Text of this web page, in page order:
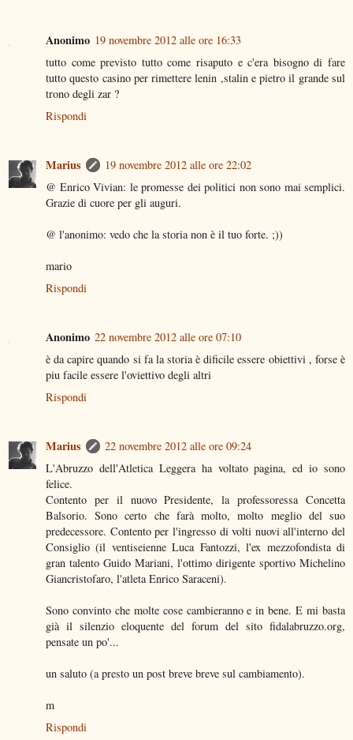
Anonimo 19 novembre 2012 alle ore 16:33
tutto come previsto tutto come risaputo e c'era bisogno di fare
tutto questo casino per rimettere lenin ,stalin e pietro il grande sul
trono degli zar ?
Rispondi
Marius
19 novembre 2012 alle ore 22:02
@ Enrico Vivian: le promesse dei politici non sono mai semplici.
Grazie di cuore per gli auguri.
@ l'anonimo: vedo che la storia non è il tuo forte. ;))
mario
Rispondi
Anonimo 22 novembre 2012 alle ore 07:10
è da capire quando si fa la storia è dificile essere obiettivi , forse è
piu facile essere l'oviettivo degli altri
Rispondi
Marius
22 novembre 2012 alle ore 09:24
L'Abruzzo dell'Atletica Leggera ha voltato pagina, ed io sono
felice.
Contento per il nuovo Presidente, la professoressa Concetta
Balsorio. Sono certo che farà molto, molto meglio del suo
predecessore. Contento per l'ingresso di volti nuovi all'interno del
Consiglio (il ventiseienne Luca Fantozzi, l'ex mezzofondista di
gran talento Guido Mariani, l'ottimo dirigente sportivo Michelino
Giancristofaro, l'atleta Enrico Saraceni).
Sono convinto che molte cose cambieranno e in bene. E mi basta
già il silenzio eloquente del forum del sito fidalabruzzo.org,
pensate un po'...
un saluto (a presto un post breve breve sul cambiamento).
m
Rispondi